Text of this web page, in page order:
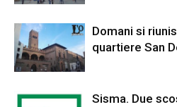
Domani si
quartiere San
Sisma. Due